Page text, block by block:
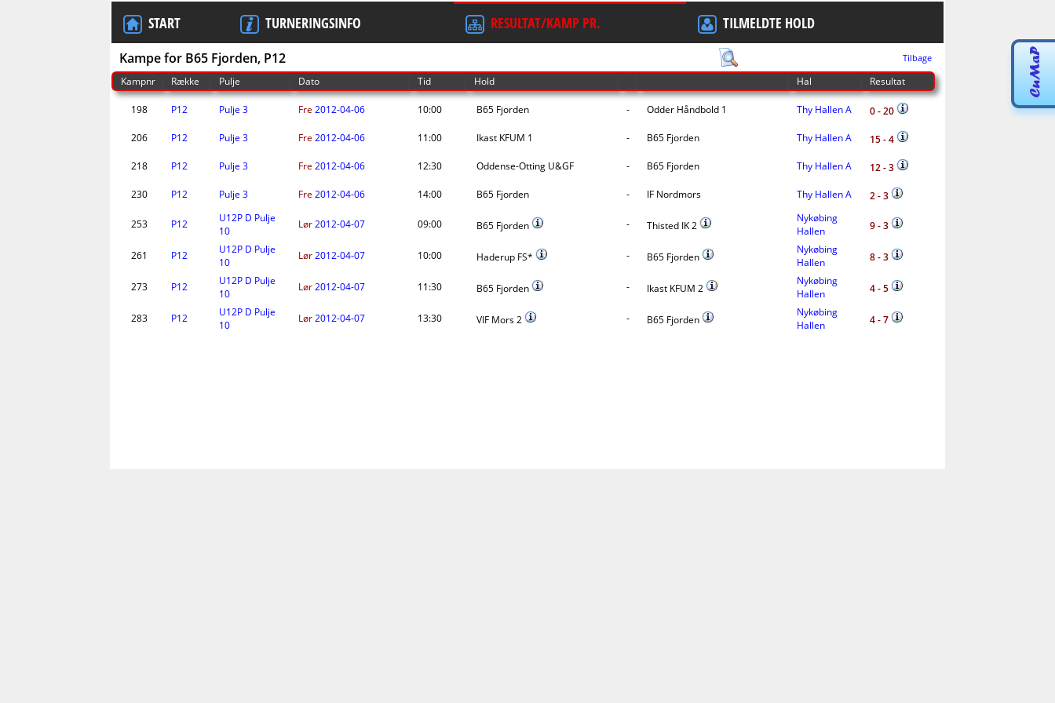
START TURNERINGSINFO RESULTAT/KAMP PR. TILMELDTE HOLD
Kampe for B65 Fjorden, P12 Tilbage
Kampnr Række Pulje Dato Tid Hold Hal Resultat
198 P12 Pulje 3 Fre 2012-04-06 10:00 B65 Fjorden - Odder Håndbold 1 Thy Hallen A
0 - 20
206
P12 Pulje 3 Fre 2012-04-06 11:00 Ikast KFUM 1 - B65 Fjorden Thy Hallen A
15 - 4
218
P12 Pulje 3 Fre 2012-04-06 12:30 Oddense-Otting U&GF - B65 Fjorden Thy Hallen A
12 - 3
230
P12 Pulje 3 Fre 2012-04-06 14:00 B65 Fjorden - IF Nordmors Thy Hallen A 2 - 3
253 P12
U12P D Pulje
10
Lør2012-04-07 09:00 B65 Fjorden - Thisted IK 2
Nykøbing
Hallen
9 - 3
261 P12
U12P D Pulje
10
Lør2012-04-07 10:00 Haderup FS* - B65 Fjorden
Nykøbing
Hallen
8 - 3
273 P12
U12P D Pulje
10
Lør2012-04-07 11:30 B65 Fjorden - Ikast KFUM 2
Nykøbing
Hallen
4 - 5
283 P12
U12P D Pulje
10
Lør2012-04-07 13:30 VIF Mors 2 - B65 Fjorden
Nykøbing
Hallen
4 - 7